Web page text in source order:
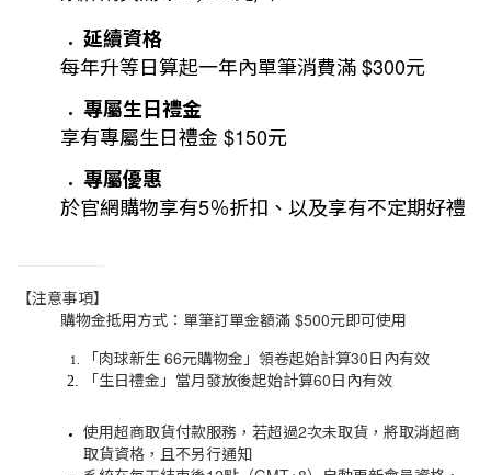
延續資格
每年升等日算起一年內單筆消費滿$300元
專屬生日禮金
享有專屬生日禮金 $150元
專屬優惠
於官網購物享有5％折扣、以及享有不定期好禮
【注意事項】
購物金抵用方式：單筆訂單金額滿 $500元即可使用
「肉球新生 66元購物金」領卷起始計算30日內有效
「生日禮金」當月發放後起始計算60日內有效
使用超商取貨付款服務，若超過2次未取貨，將取消超商
取貨資格，且不另行通知